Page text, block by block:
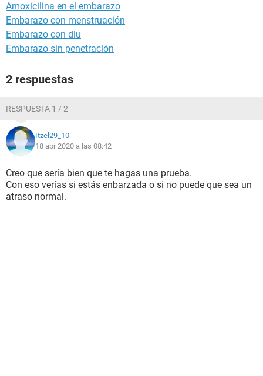
Amoxicilina en el embarazo
Embarazo con menstruación
Embarazo con diu
Embarazo sin penetración
2 respuestas
RESPUESTA 1 / 2
Itzel29_10
18 abr 2020 a las 08:42
Creo que sería bien que te hagas una prueba.
Con eso verías si estás enbarzada o si no puede que sea un
atraso normal.